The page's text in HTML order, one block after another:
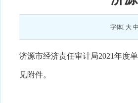
字体[ 大 中
济源市经济责任审计局2021年度
见附件。